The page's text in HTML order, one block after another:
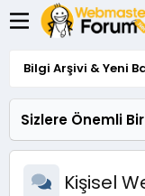
Bilgi Arşivi & Yeni
Sizlere Önemli
Kişisel